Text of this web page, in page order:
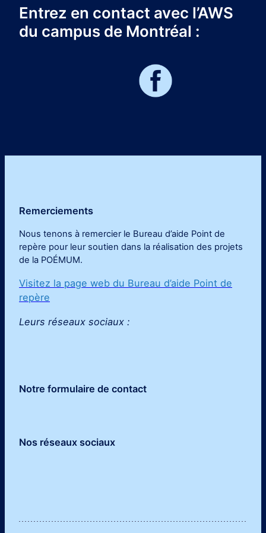
Entrez en contact avec l’AWS
du campus de Montréal :
Remerciements
Nous tenons à remercier le Bureau d’aide Point de
repère pour leur soutien dans la réalisation des projets
de la POÉMUM.
Visitez la page web du Bureau d’aide Point de
repère
Leurs réseaux sociaux :
Notre formulaire de contact
Nos réseaux sociaux